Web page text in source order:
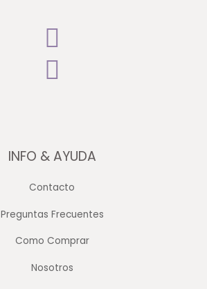
INFO & AYUDA
Contacto
Preguntas Frecuentes
Como Comprar
Nosotros